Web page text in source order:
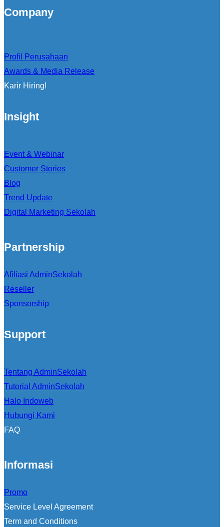
Company
Profil Perusahaan
Awards & Media Release
Karir Hiring!
Insight
Event & Webinar
Customer Stories
Blog
Trend Update
Digital Marketing Sekolah
Partnership
Afiliasi AdminSekolah
Reseller
Sponsorship
Support
Tentang AdminSekolah
Tutorial AdminSekolah
Halo Indoweb
Hubungi Kami
FAQ
Informasi
Promo
Service Level Agreement
Term and Conditions